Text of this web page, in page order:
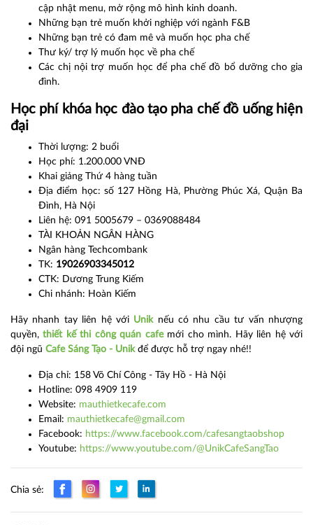
cập nhật menu, mở rộng mô hình kinh doanh.
Những bạn trẻ muốn khởi nghiệp với ngành F&B
Những bạn trẻ có đam mê và muốn học pha chế
Thư ký/ trợ lý muốn học về pha chế
Các chị nội trợ muốn học để pha chế đồ bổ dưỡng cho gia
đình.
Học phí khóa học đào tạo pha chế đồ uống hiện
đại
Thời lượng: 2 buổi
Học phí: 1.200.000 VNĐ
Khai giảng Thứ 4 hàng tuần
Địa điểm học: số 127 Hồng Hà, Phường Phúc Xá, Quận Ba
Đình, Hà Nội
Liên hệ: 091 5005679 – 0369088484
TÀI KHOẢN NGÂN HÀNG
Ngân hàng Techcombank
TK: 19026903345012
CTK: Dương Trung Kiếm
Chi nhánh: Hoàn Kiếm
Hãy nhanh tay liên hệ với Uniknếu có nhu cầu tư vấn nhượng
quyền,thiết kế thi công quán cafemới cho mình. Hãy liên hệ với
đội ngũ Cafe Sáng Tạo - Unik để được hỗ trợ ngay nhé!!
Địa chỉ: 158 Võ Chí Công - Tây Hồ - Hà Nội
Hotline: 098 4909 119
Website: mauthietkecafe.com
Email: mauthietkecafe@gmail.com​
Facebook: https://www.facebook.com/cafesangtaobshop
Youtube: https://www.youtube.com/@UnikCafeSangTao
Chia sẻ: